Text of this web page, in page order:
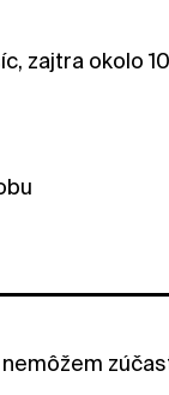
zajtra okolo